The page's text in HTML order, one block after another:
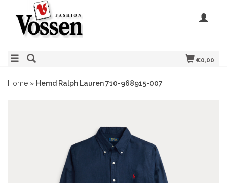
€0,00
Home » Hemd Ralph Lauren 710-968915-007